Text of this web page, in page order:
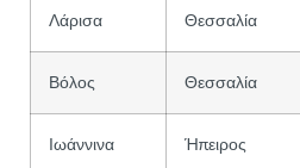
Λάρισα Θεσσαλία
Βόλος Θεσσαλία
Ιωάννινα Ήπειρος